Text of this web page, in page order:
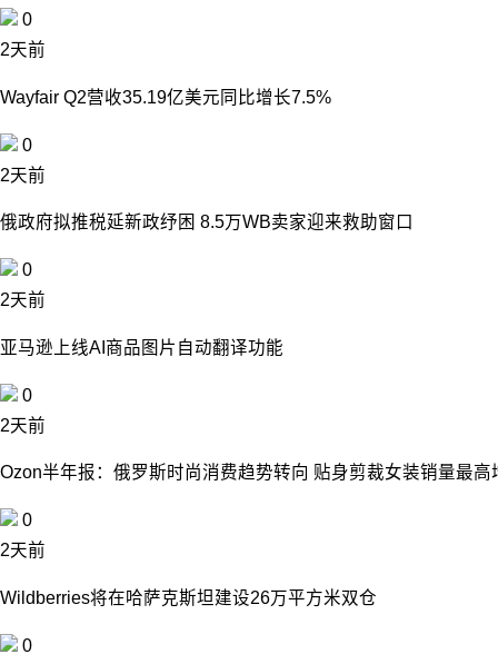
0
2天前
Wayfair Q2营收35.19亿美元同比增长7.5%
0
2天前
俄政府拟推税延新政纾困 8.5万WB卖家迎来救助窗口
0
2天前
亚马逊上线AI商品图片自动翻译功能
0
2天前
Ozon半年报：俄罗斯时尚消费趋势转向 贴身剪裁女装销量最高
0
2天前
Wildberries将在哈萨克斯坦建设26万平方米双仓
0